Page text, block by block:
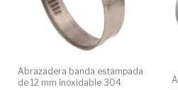
Abrazadera banda estampada
de 12 mm inoxidable 304